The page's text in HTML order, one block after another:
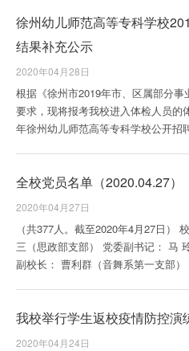
徐州幼儿师范高等专科学校
结果补充公示
2020年04月28日
根据《徐州市2019年市、区属部分
要求，现将报考我校进入体检人员的
年徐州幼儿师范高等专科学校公开招
全校党员名单（2020.04.27）
2020年04月27日
（共377人。截至2020年4月27日）
三（思政部支部） 党委副书记： 马
副校长： 曹利群（音舞系第一支部
我校举行学生返校疫情防控演
2020年04月24日